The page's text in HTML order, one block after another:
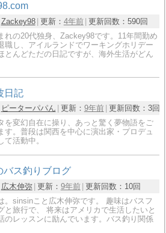
Zackey98 更新： 4年前 更新回数： 590回
れの20代独身、Zackey98です。11年間勤め
職し、アイルランドでワーキングホリデー
とんどただの日記ですが、海外生活がどん
日記
ピーターパパん 更新： 9年前 更新回数： 3回
を変幻自在に操り、あっと驚く夢物語をご
す。普段は関西を中心に演出家・プロデュ
て活動中。
バス釣りブログ
広木伸弥 更新： 9年前 更新回数： 10回
。sinsinこと広木伸弥です。 趣味はバスフ
と旅行で、 将来はアメリカで生活したいと
のレッスンに励んでいます。バス釣り関係